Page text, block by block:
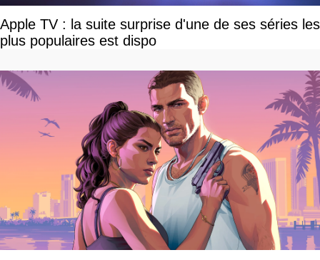
Apple TV : la suite surprise d'une de ses séries les
plus populaires est dispo